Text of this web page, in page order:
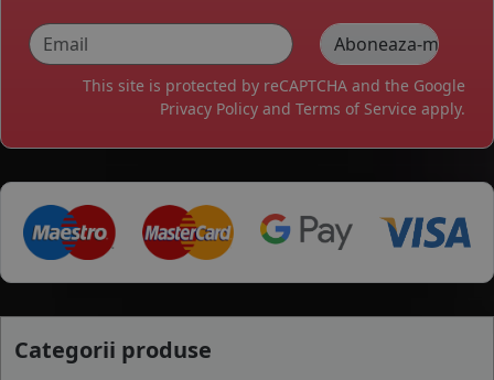
This site is protected by reCAPTCHA and the Google
Privacy Policy and Terms of Service apply.
Categorii produse